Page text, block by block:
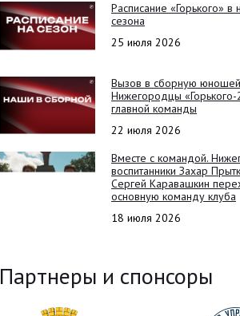
Расписание «Горького» в
сезона
25 июля 2026
Вызов в сборную
Нижегородцы «Горького-
главной команды
22 июля 2026
Вместе с командой.
воспитанники Захар
Сергей Каравашкин
основную команду клуба
18 июля 2026
Партнеры и спонсоры